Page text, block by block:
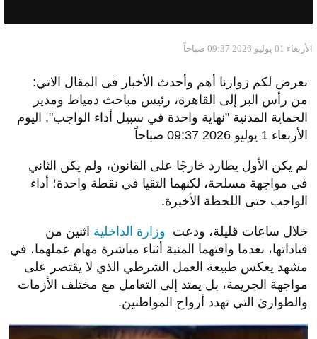
الأربعاء 01 يوليو 2026 09:37 صباحاً
نعرض لكم زوارنا أهم وأحدث الأخبار فى المقال الاتي:
من رأس البر إلى القاهرة، رئيس مباحث دمياط ومدير
الحماية المدنية "نهاية واحدة في سبيل أداء الواجب", اليوم
الأربعاء 1 يوليو 2026 09:37 صباحاً
لم يكن الأول يطارد خارجًا على القانون، ولم يكن الثاني
في مواجهة مسلحة، لكنهما التقيا في نقطة واحدة؛ أداء
الواجب حتى اللحظة الأخيرة.
خلال ساعات قليلة، ودعت وزارة الداخلية اثنين من
قياداتها، بعدما وافتهما المنية أثناء مباشرة مهام عملهما، في
مشهد يعكس طبيعة العمل الشرطي الذي لا يقتصر على
مواجهة الجريمة، بل يمتد إلى التعامل مع مختلف الأزمات
والطوارئ التي تهدد أرواح المواطنين.